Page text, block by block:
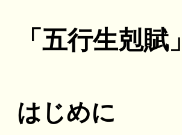
「五行生剋
はじめに